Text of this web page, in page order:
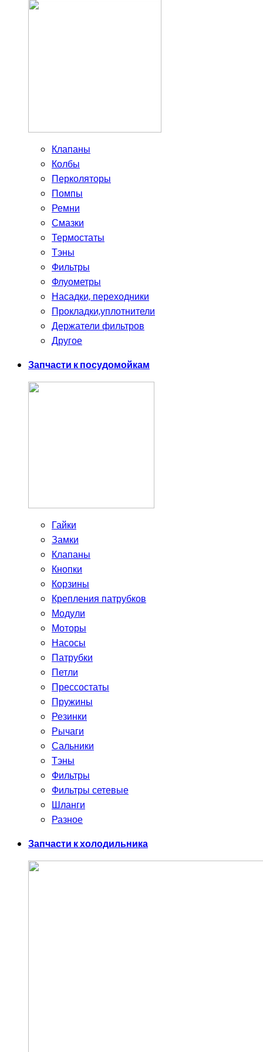
Клапаны
Колбы
Перколяторы
Помпы
Ремни
Смазки
Термостаты
Тэны
Фильтры
Флуометры
Насадки, переходники
Прокладки,уплотнители
Держатели фильтров
Другое
Запчасти к посудомойкам
Гайки
Замки
Клапаны
Кнопки
Корзины
Крепления патрубков
Модули
Моторы
Насосы
Патрубки
Петли
Прессостаты
Пружины
Резинки
Рычаги
Сальники
Тэны
Фильтры
Фильтры сетевые
Шланги
Разное
Запчасти к холодильника